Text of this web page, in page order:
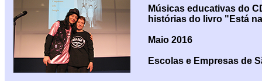
Músicas educativas do
histórias do livro "Está
Maio 2016
Escolas e Empresas de